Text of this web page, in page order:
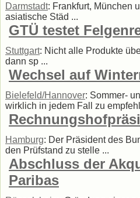
Darmstadt: Frankfurt, München
asiatische Städ ...
GTÜ testet
Stuttgart: Nicht alle Produkte
dann sp ...
Wechsel auf
Bielefeld/Hannover: Sommer-
wirklich in jedem Fall zu
Hamburg: Der Präsident des
den Prüfstand zu stelle ...
Abschluss der
Paribas